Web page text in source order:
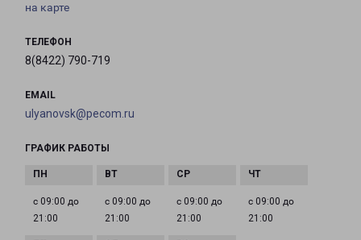
на карте
ТЕЛЕФОН
8(8422) 790-719
EMAIL
ulyanovsk@pecom.ru
ГРАФИК РАБОТЫ
с 09:00 до
21:00
с 09:00 до
21:00
с 09:00 до
21:00
с 09:00 до
21:00